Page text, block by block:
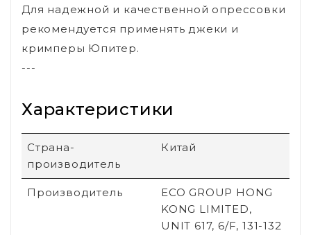
Для надежной и качественной опрессовки
рекомендуется применять джеки и
кримперы Юпитер.
---
Характеристики
Страна-
производитель
Китай
Производитель
ECO GROUP HONG
KONG LIMITED,
UNIT 617, 6/F, 131-132